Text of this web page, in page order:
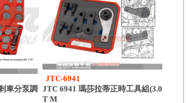
車分泵調
JTC-6941
JTC 6941 瑪莎拉蒂正時工具組(3.0
T M